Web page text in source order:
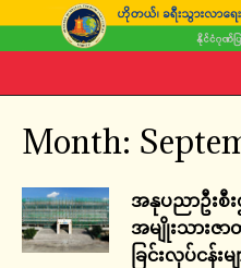
Month:
အနုပညာဦးစီး
အမျိုးသားဇာ
ခြင်းလုပ်ငန်